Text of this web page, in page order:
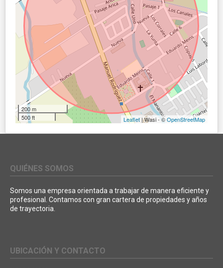
200 m
500 ft
Leaflet | Wasi - ©OpenStreetMap
QUIÉNES SOMOS
Somos una empresa orientada a trabajar de manera eficiente y
profesional. Contamos con gran cartera de propiedades y años
de trayectoria.
UBICACIÓN Y CONTACTO